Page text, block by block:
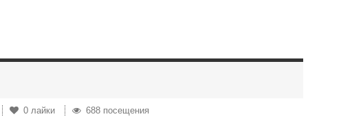
0 лайки 688 посещения